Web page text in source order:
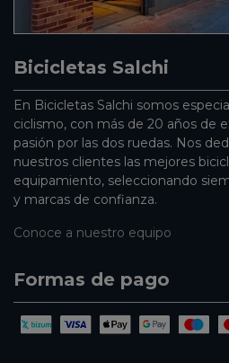
Bicicletas Salchi
En Bicicletas Salchi somos
ciclismo, con más de 20 años de
pasión por las dos ruedas. Nos
nuestros clientes las mejores
equipamiento, seleccionando
y marcas de confianza.
Conoce a nuestro equipo
Formas de pago